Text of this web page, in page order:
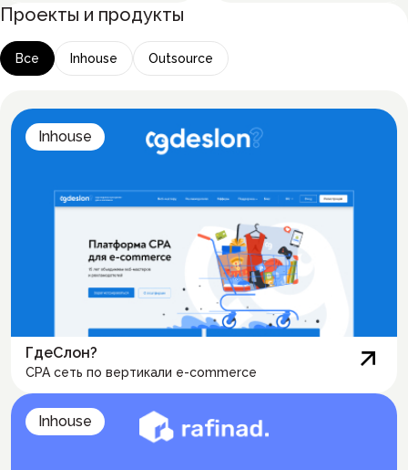
Проекты и продукты
Все Inhouse Outsource
Inhouse
ГдеСлон?
CPA сеть по вертикали e-commerce
Inhouse